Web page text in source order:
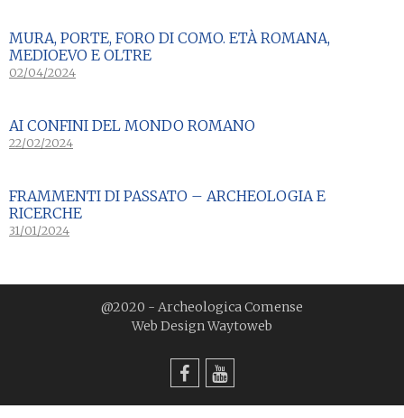
MURA, PORTE, FORO DI COMO. ETÀ ROMANA,
MEDIOEVO E OLTRE
02/04/2024
AI CONFINI DEL MONDO ROMANO
22/02/2024
FRAMMENTI DI PASSATO – ARCHEOLOGIA E
RICERCHE
31/01/2024
@2020 - Archeologica Comense
Web DesignWaytoweb